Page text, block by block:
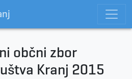
občni zbor
Kranj 2015